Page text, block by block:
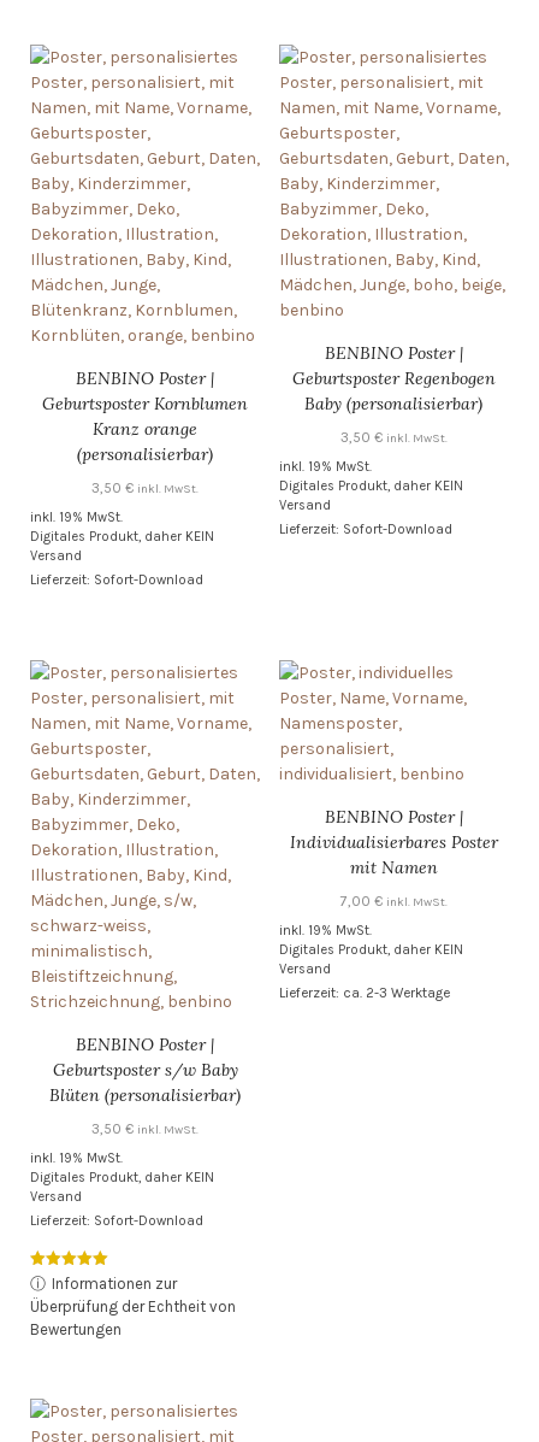
BENBINO Poster |
Geburtsposter Kornblumen
Kranz orange
(personalisierbar)
3,50€ inkl. MwSt.
inkl. 19% MwSt.
Digitales Produkt, daher KEIN
Versand
Lieferzeit: Sofort-Download
BENBINO Poster |
Geburtsposter Regenbogen
Baby (personalisierbar)
3,50 € inkl. MwSt.
inkl. 19% MwSt.
Digitales Produkt, daher KEIN
Versand
Lieferzeit: Sofort-Download
BENBINO Poster |
Geburtsposter s/w Baby
Blüten (personalisierbar)
3,50€ inkl. MwSt.
inkl. 19% MwSt.
Digitales Produkt, daher KEIN
Versand
Lieferzeit: Sofort-Download
Bewertet mit
5.00
von 5
ⓘ Informationen zur
Überprüfung der Echtheit von
Bewertungen
BENBINO Poster |
Individualisierbares Poster
mit Namen
7,00 € inkl. MwSt.
inkl. 19% MwSt.
Digitales Produkt, daher KEIN
Versand
Lieferzeit: ca. 2-3 Werktage